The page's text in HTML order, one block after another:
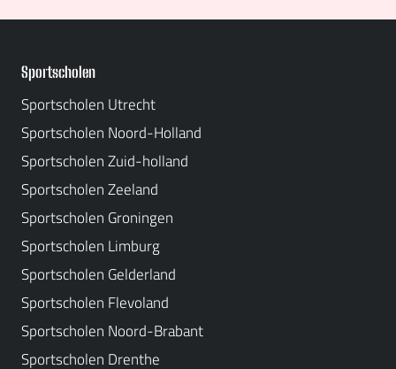
Sportscholen
Sportscholen Utrecht
Sportscholen Noord-Holland
Sportscholen Zuid-holland
Sportscholen Zeeland
Sportscholen Groningen
Sportscholen Limburg
Sportscholen Gelderland
Sportscholen Flevoland
Sportscholen Noord-Brabant
Sportscholen Drenthe